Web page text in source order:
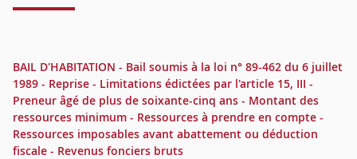
BAIL D'HABITATION - Bail soumis à la loi n° 89-462 du 6 juillet
1989 - Reprise - Limitations édictées par l'article 15, III -
Preneur âgé de plus de soixante-cinq ans - Montant des
ressources minimum - Ressources à prendre en compte -
Ressources imposables avant abattement ou déduction
fiscale - Revenus fonciers bruts